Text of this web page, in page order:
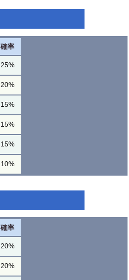
確率
25%
20%
15%
15%
15%
10%
確率
20%
20%